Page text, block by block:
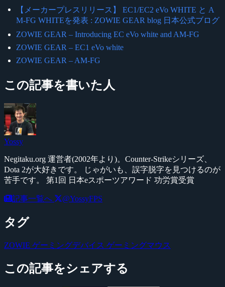
【メーカープレスリリース】 EC1/EC2 eVo WHITE と A
M-FG WHITEを発表 : ZOWIE GEAR blog 日本公式ブログ
ZOWIE GEAR – Introducing EC eVo white and AM-FG
ZOWIE GEAR – EC1 eVo white
ZOWIE GEAR – AM-FG
この記事を書いた人
Yossy
Negitaku.org 運営者(2002年より)。Counter-Strikeシリーズ、
Dota 2が大好きです。 じゃがいも、誤字脱字を見つけるのが
苦手です。 第1回 日本eスポーツアワード 功労賞受賞
記事一覧へ @YossyFPS
タグ
ZOWIE ゲーミングデバイス ゲーミングマウス
この記事をシェアする